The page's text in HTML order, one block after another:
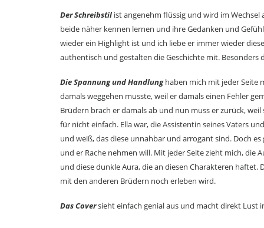
Der Schreibstilist angenehm flüssig und wird im Wechsel
beide näher kennen lernen und ihre Gedanken und
wieder ein Highlight ist und ich liebe er immer wieder
authentisch und gestalten die Geschichte mit.
Die Spannung und Handlunghaben mich mit jeder Seite
damals weggehen musste, weil er damals einen Fehler
Brüdern brach er damals ab und nun muss er zurück,
für nicht einfach. Ella war, die Assistentin seines Vaters
und weiß, das diese unnahbar und arrogant sind. Doch
und er Rache nehmen will. Mit jeder Seite zieht mich, die
und diese dunkle Aura, die an diesen Charakteren
mit den anderen Brüdern noch erleben wird.
Das Coversieht einfach genial aus und macht direkt Lust